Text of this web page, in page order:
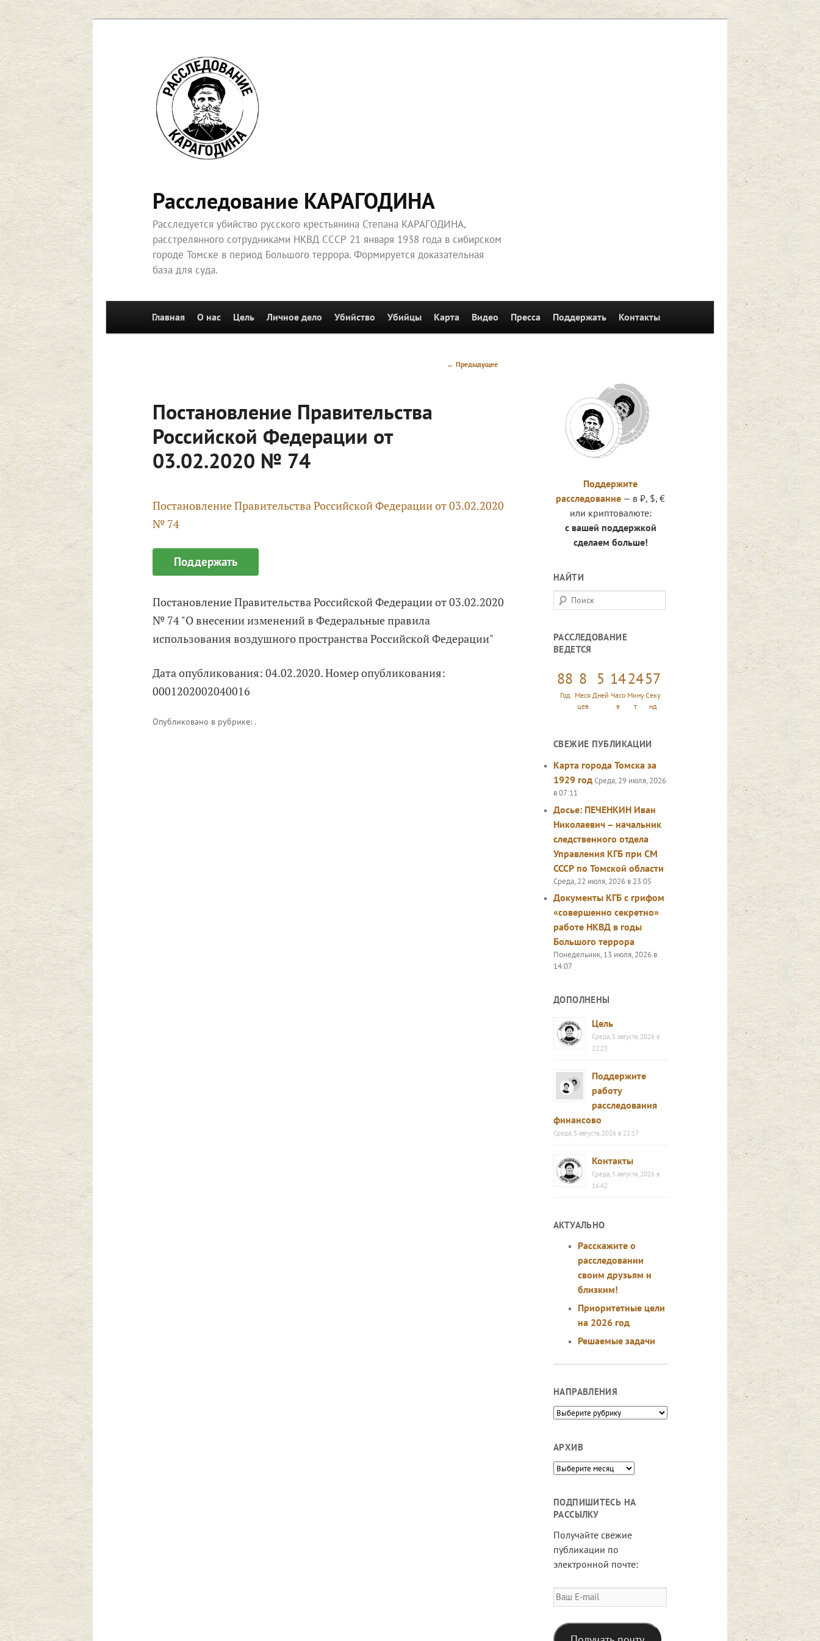
Расследование КАРАГОДИНА
Расследуется убийство русского крестьянина Степана КАРАГОДИНА,
расстрелянного сотрудниками НКВД СССР 21 января 1938 года в сибирском
городе Томске в период Большого террора. Формируется доказательная
база для суда.
Перейти к основному содержимому
Главная О нас Цель Личное дело Убийство Убийцы Карта Видео Пресса Поддержать Контакты
Навигация
← Предыдущее
Постановление Правительства
Российской Федерации от
03.02.2020 № 74
Постановление Правительства Российской Федерации от 03.02.2020
№ 74
Поддержать
Постановление Правительства Российской Федерации от 03.02.2020
№ 74 "О внесении изменений в Федеральные правила
использования воздушного пространства Российской Федерации"
Дата опубликования: 04.02.2020. Номер опубликования:
0001202002040016
Опубликовано в рубрике: .
Поддержите
расследование — в ₽, $, €
или криптовалюте:
с вашей поддержкой
сделаем больше!
НАЙТИ
П
о
с
к
РАССЛЕДОВАНИЕ
ВЕДЕТСЯ
88
Год
8
Меся
цев
5
Дней
14
Часо
в
24
Мину
т
58
Секу
нд
СВЕЖИЕ ПУБЛИКАЦИИ
Карта города Томска за
1929 годСреда, 29 июля, 2026
в 07:11
Досье: ПЕЧЕНКИН Иван
Николаевич – начальник
следственного отдела
Управления КГБ при СМ
СССР по Томской области
Среда, 22 июля, 2026 в 23:05
Документы КГБ с грифом
«совершенно секретно»
работе НКВД в годы
Большого террора
Понедельник, 13 июля, 2026 в
14:07
ДОПОЛНЕНЫ
Цель
Среда, 5 августа, 2026 в
22:23
Поддержите
работу
расследования
финансово
Среда, 5 августа, 2026 в 22:17
Контакты
Среда, 5 августа, 2026 в
16:42
АКТУАЛЬНО
Расскажите о
расследовании
своим друзьям и
близким!
Приоритетные цели
на 2026 год
Решаемые задачи
НАПРАВЛЕНИЯ
Направления
АРХИВ
Архив
ПОДПИШИТЕСЬ НА
РАССЫЛКУ
Получайте свежие
публикации по
электронной почте:
Ваш
E-
mail